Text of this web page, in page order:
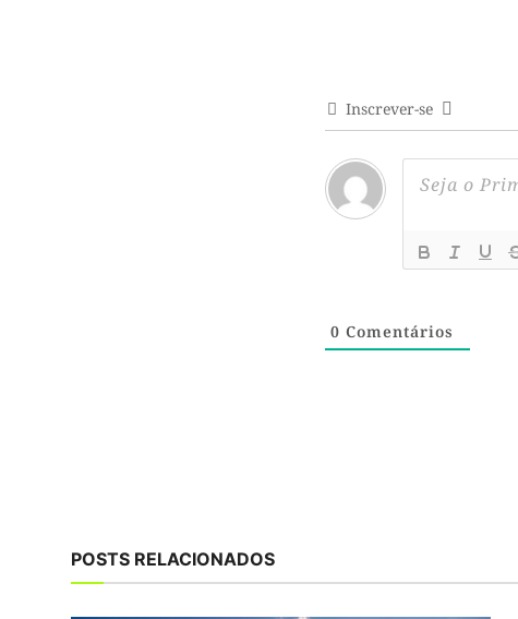
Inscrever-se
0 Comentários
POSTS RELACIONADOS